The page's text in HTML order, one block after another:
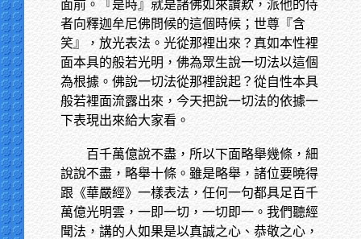
面前。『是時』就是諸佛如來讚歎，派他的侍
者向釋迦牟尼佛問候的這個時候；世尊『含
笑』，放光表法。光從那裡出來？真如本性裡
面本具的般若光明，佛為眾生說一切法以這個
為根據。佛說一切法從那裡說起？從自性本具
般若裡面流露出來，今天把說一切法的依據一
下表現出來給大家看。
百千萬億說不盡，所以下面略舉幾條，細
說說不盡，略舉十條。雖是略舉，諸位要曉得
跟《華嚴經》一樣表法，任何一句都具足百千
萬億光明雲，一即一切，一切即一。我們聽經
聞法，講的人如果是以真誠之心、恭敬之心，